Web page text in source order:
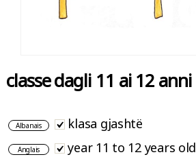
classe dagli 11 ai 12 anni
Albanais klasa gjashtë
Anglais year 11 to 12 years old